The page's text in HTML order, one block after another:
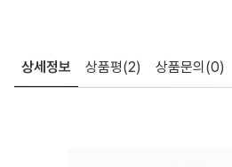
상세정보 상품평(2) 상품문의 (0)